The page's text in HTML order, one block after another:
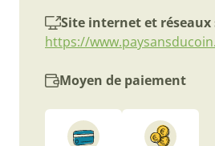
Site internet et réseaux
https://
Moyen de paiement